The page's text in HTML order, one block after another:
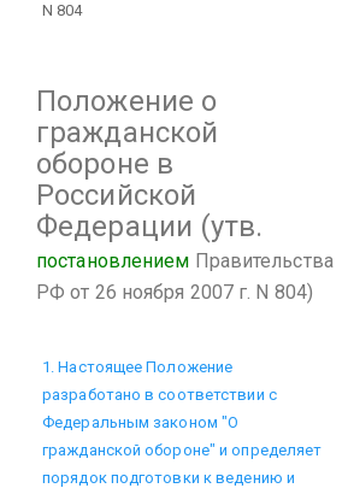
N 804
Положение о
гражданской
обороне в
Российской
Федерации (утв.
постановлением Правительства
РФ от 26 ноября 2007 г. N 804)
1. Настоящее Положение
разработано в соответствии с
Федеральным законом "О
гражданской обороне" и определяет
порядок подготовки к ведению и